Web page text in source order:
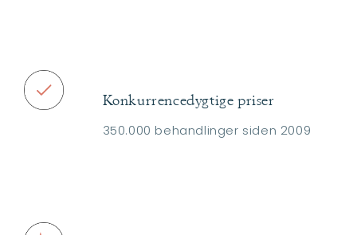
Konkurrencedygtige priser
350.000 behandlinger siden 2009